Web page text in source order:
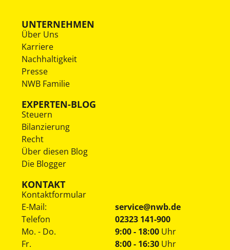
UNTERNEHMEN
Über Uns
Karriere
Nachhaltigkeit
Presse
NWB Familie
EXPERTEN-BLOG
Steuern
Bilanzierung
Recht
Über diesen Blog
Die Blogger
KONTAKT
Kontaktformular
E-Mail:
service@nwb.de
Telefon
02323 141-900
Mo. - Do.
Fr.
9:00 - 18:00 Uhr
8:00 - 16:30 Uhr